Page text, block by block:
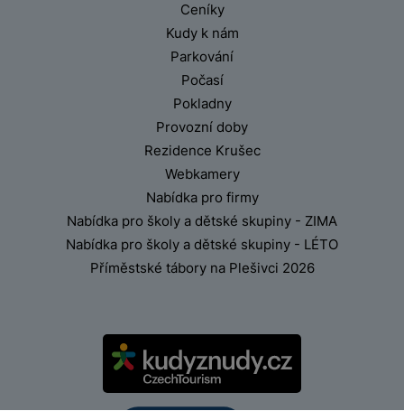
Ceníky
Kudy k nám
Parkování
Počasí
Pokladny
Provozní doby
Rezidence Krušec
Webkamery
Nabídka pro firmy
Nabídka pro školy a dětské skupiny - ZIMA
Nabídka pro školy a dětské skupiny - LÉTO
Příměstské tábory na Plešivci 2026